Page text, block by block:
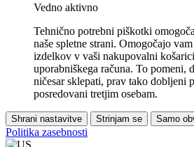
Vedno aktivno
Tehnično potrebni piškotki
naše spletne strani. Omogočajo
izdelkov v vaši nakupovalni
uporabniškega računa. To pomeni,
ničesar sklepati, prav tako dobljeni
posredovani tretjim osebam.
Shrani nastavitve Strinjam se Samo
Politika zasebnosti